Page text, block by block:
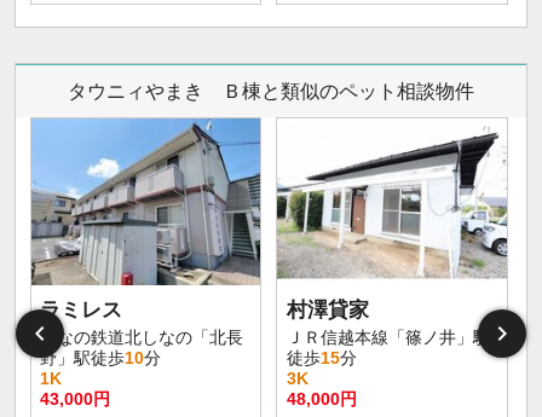
タウニィやまき Ｂ棟と類似のペット相談物件
ラミレス
しなの鉄道北しなの「北長
野」駅徒歩10分
1K
43,000円
村澤貸家
ＪＲ信越本線「篠ノ井」駅
徒歩15分
3K
48,000円